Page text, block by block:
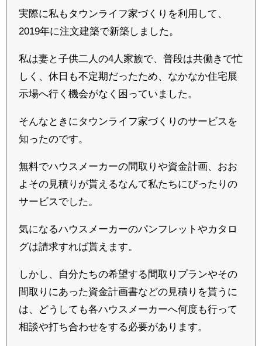
実際に私もタウンライフ家づくりを利用して、
2019年に注文建築で新築しました。
私は妻と子供二人の4人家族で、普段は共働きで忙
しく、休日も不定期だったため、なかなか住宅展
示場へ行く機会がなく困っていました。
そんなときにタウンライフ家づくりのサービスを
知ったのです。
無料でハウスメーカーの間取りや資金計画、おお
よその見積りが貰えるなんて私たちにぴったりの
サービスでした。
気になるハウスメーカーのパンフレットやカタロ
グは請求すれば貰えます。
しかし、自分たちの希望する間取りプランやその
間取りにあった資金計画書などの見積りを貰うに
は、どうしても各ハウスメーカーへ何度も行って
相談や打ち合わせをする必要があります。